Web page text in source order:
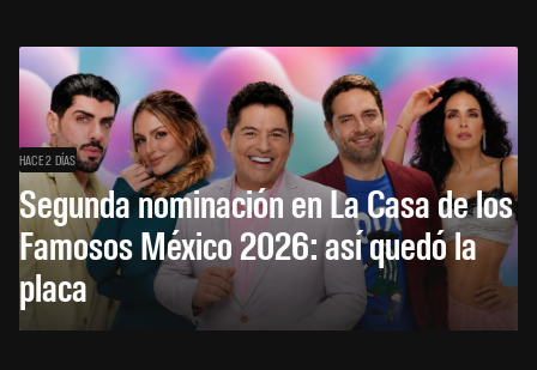
HACE 2 DÍAS
Segunda nominación en La Casa de los
Famosos México 2026: así quedó la
placa